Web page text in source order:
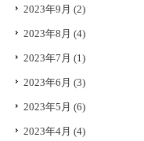
2023年9月 (2)
2023年8月 (4)
2023年7月 (1)
2023年6月 (3)
2023年5月 (6)
2023年4月 (4)